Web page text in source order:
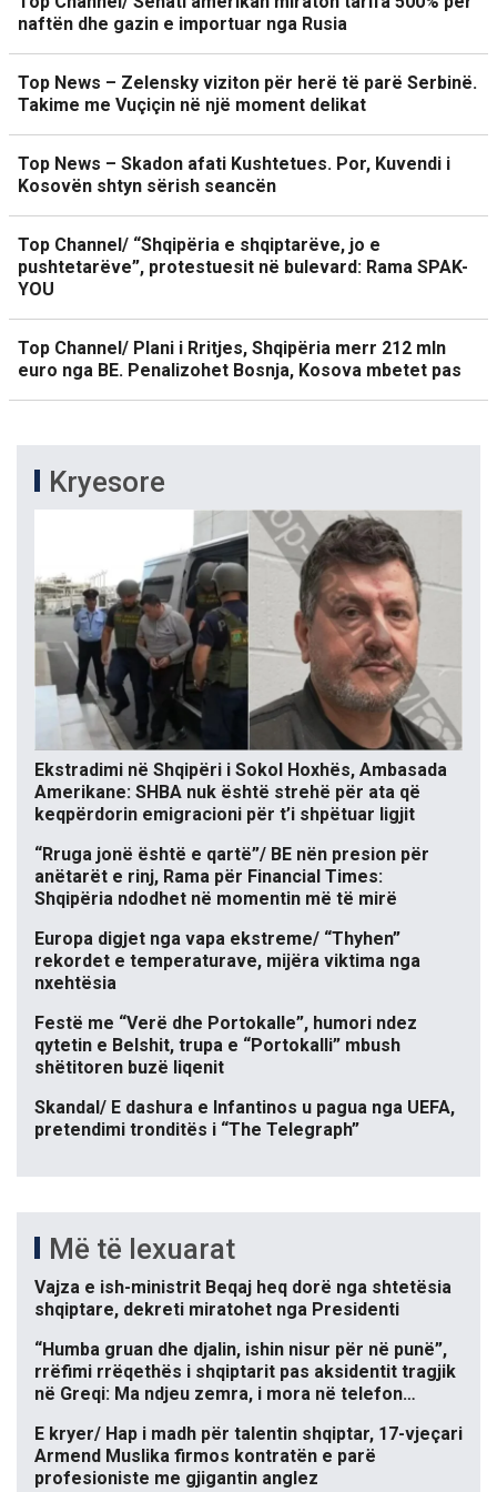
naftën dhe gazin e importuar nga Rusia
Top News – Zelensky viziton për herë të parë Serbinë.
Takime me Vuçiçin në një moment delikat
Top News – Skadon afati Kushtetues. Por, Kuvendi i
Kosovën shtyn sërish seancën
Top Channel/ “Shqipëria e shqiptarëve, jo e
pushtetarëve”, protestuesit në bulevard: Rama SPAK-
YOU
Top Channel/ Plani i Rritjes, Shqipëria merr 212 mln
euro nga BE. Penalizohet Bosnja, Kosova mbetet pas
Kryesore
Ekstradimi në Shqipëri i Sokol Hoxhës, Ambasada
Amerikane: SHBA nuk është strehë për ata që
keqpërdorin emigracioni për t’i shpëtuar ligjit
“Rruga jonë është e qartë”/ BE nën presion për
anëtarët e rinj, Rama për Financial Times:
Shqipëria ndodhet në momentin më të mirë
Europa digjet nga vapa ekstreme/ “Thyhen”
rekordet e temperaturave, mijëra viktima nga
nxehtësia
Festë me “Verë dhe Portokalle”, humori ndez
qytetin e Belshit, trupa e “Portokalli” mbush
shëtitoren buzë liqenit
Skandal/ E dashura e Infantinos u pagua nga UEFA,
pretendimi tronditës i “The Telegraph”
Më të lexuarat
Vajza e ish-ministrit Beqaj heq dorë nga shtetësia
shqiptare, dekreti miratohet nga Presidenti
“Humba gruan dhe djalin, ishin nisur për në punë”,
rrëfimi rrëqethës i shqiptarit pas aksidentit tragjik
në Greqi: Ma ndjeu zemra, i mora në telefon…
E kryer/ Hap i madh për talentin shqiptar, 17-vjeçari
Armend Muslika firmos kontratën e parë
profesioniste me gjigantin anglez